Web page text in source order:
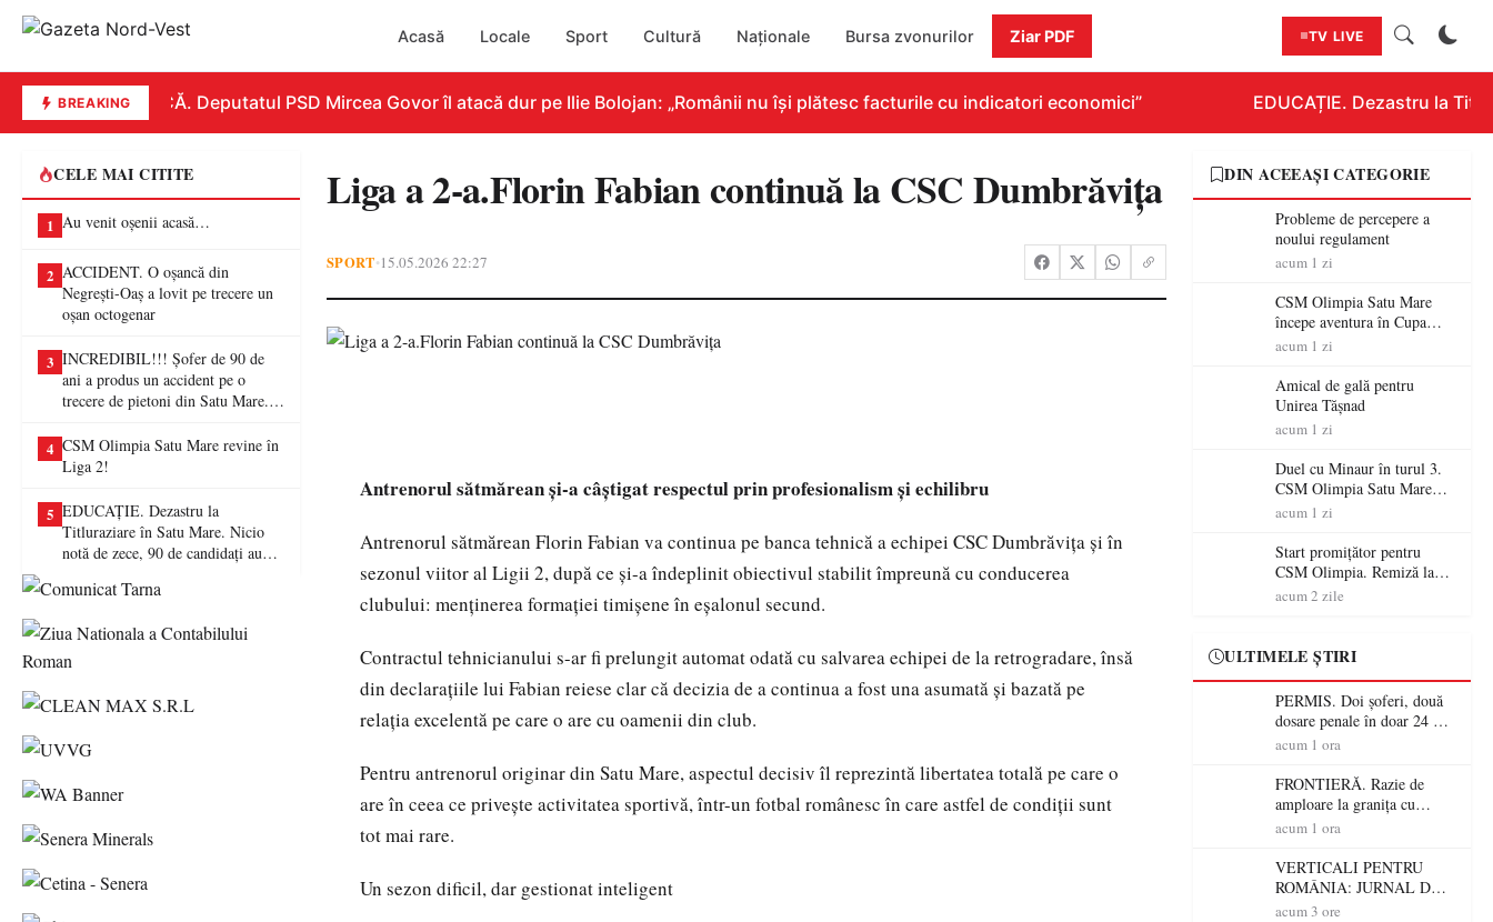
Acasă Locale Sport Cultură Naționale Bursa zvonurilor Ziar PDF TV LIVE
BREAKINGREPLICĂ. Deputatul PSD Mircea Govor îl atacă dur pe Ilie Bolojan: „Românii nu își plătesc facturile cu indicatori economici” EDUCAȚIE. Dezastru la
CELE MAI CITITE
1 Au venit oșenii acasă…
2 ACCIDENT. O oșancă din
Negrești-Oaș a lovit pe trecere un
oșan octogenar
3 INCREDIBIL!!! Șofer de 90 de
ani a produs un accident pe o
trecere de pietoni din Satu Mare. O
4 CSM Olimpia Satu Mare revine în
Liga 2!
5 EDUCAȚIE. Dezastru la
Titluraziare în Satu Mare. Nicio
notă de zece, 90 de candidați au
Liga a 2-a.Florin Fabian continuă la CSC Dumbrăvița
SPORT•15.05.2026 22:27
Antrenorul sătmărean și-a câștigat respectul prin profesionalism și echilibru
Antrenorul sătmărean Florin Fabian va continua pe banca tehnică a echipei CSC Dumbrăvița și în
sezonul viitor al Ligii 2, după ce și-a îndeplinit obiectivul stabilit împreună cu conducerea
clubului: menținerea formației timișene în eșalonul secund.
Contractul tehnicianului s-ar fi prelungit automat odată cu salvarea echipei de la retrogradare, însă
din declarațiile lui Fabian reiese clar că decizia de a continua a fost una asumată și bazată pe
relația excelentă pe care o are cu oamenii din club.
Pentru antrenorul originar din Satu Mare, aspectul decisiv îl reprezintă libertatea totală pe care o
are în ceea ce privește activitatea sportivă, într-un fotbal românesc în care astfel de condiții sunt
tot mai rare.
Un sezon dificil, dar gestionat inteligent
DIN ACEEAȘI CATEGORIE
Probleme de percepere a
noului regulament
acum 1 zi
CSM Olimpia Satu Mare
începe aventura în Cupa
României la Baia Mare
acum 1 zi
Amical de gală pentru
Unirea Tășnad
acum 1 zi
Duel cu Minaur în turul 3.
CSM Olimpia Satu Mare
începe aventura în Cupa
acum 1 zi
Start promițător pentru
CSM Olimpia. Remiză la
Dumbrăvița în debutul
acum 2 zile
ULTIMELE ȘTIRI
PERMIS. Doi șoferi, două
dosare penale în doar 24 de
ore la Petea! Unul avea
nu a avut niciodată permis
acum 1 ora
FRONTIERĂ. Razie de
amploare la granița cu
Ungaria! 800 de persoane și
verificate
acum 1 ora
VERTICALI PENTRU
ROMÂNIA: JURNAL DE
CĂLĂTORIE FIJET
acum 3 ore